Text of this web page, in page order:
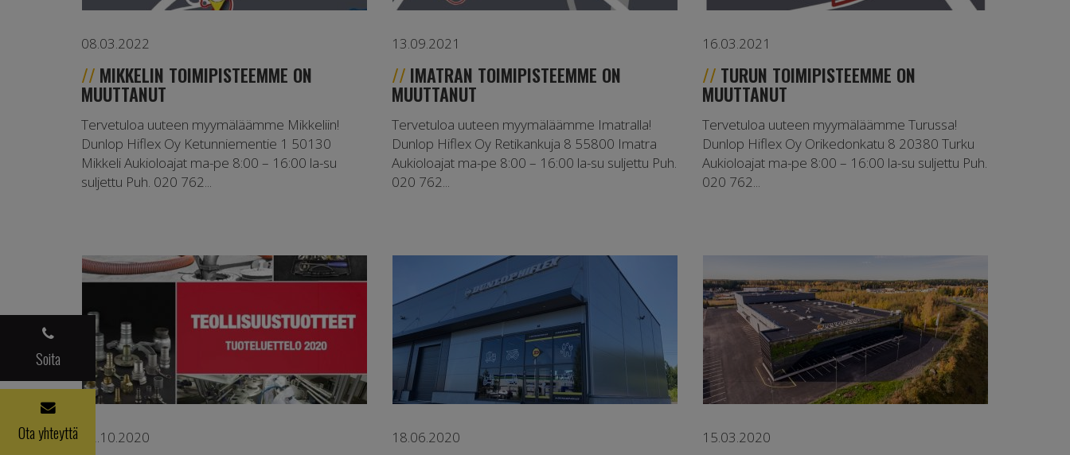
Soita
Ota yhteyttä
08.03.2022
MIKKELIN TOIMIPISTEEMME ON
MUUTTANUT
Tervetuloa uuteen myymäläämme Mikkeliin!
Dunlop Hiflex Oy Ketunniementie 1 50130
Mikkeli Aukioloajat ma-pe 8:00 – 16:00 la-su
suljettu Puh. 020 762...
13.09.2021
IMATRAN TOIMIPISTEEMME ON
MUUTTANUT
Tervetuloa uuteen myymäläämme Imatralla!
Dunlop Hiflex Oy Retikankuja 8 55800 Imatra
Aukioloajat ma-pe 8:00 – 16:00 la-su suljettu Puh.
020 762...
16.03.2021
TURUN TOIMIPISTEEMME ON
MUUTTANUT
Tervetuloa uuteen myymäläämme Turussa!
Dunlop Hiflex Oy Orikedonkatu 8 20380 Turku
Aukioloajat ma-pe 8:00 – 16:00 la-su suljettu Puh.
020 762...
02.10.2020 18.06.2020 15.03.2020